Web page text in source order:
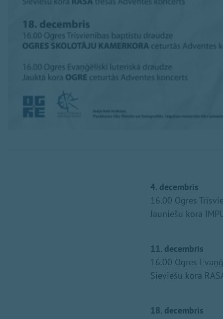
4. decembris
16.00 Ogres
Jauniešu kora
11. decembris
16.00 Ogres
Sieviešu kora
18. decembris